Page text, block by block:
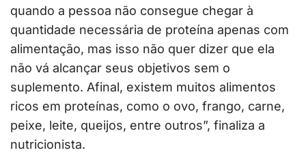
quando a pessoa não consegue chegar à
quantidade necessária de proteína apenas com
alimentação, mas isso não quer dizer que ela
não vá alcançar seus objetivos sem o
suplemento. Afinal, existem muitos alimentos
ricos em proteínas, como o ovo, frango, carne,
peixe, leite, queijos, entre outros”, finaliza a
nutricionista.